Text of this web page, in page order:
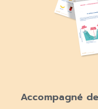
Accompagné